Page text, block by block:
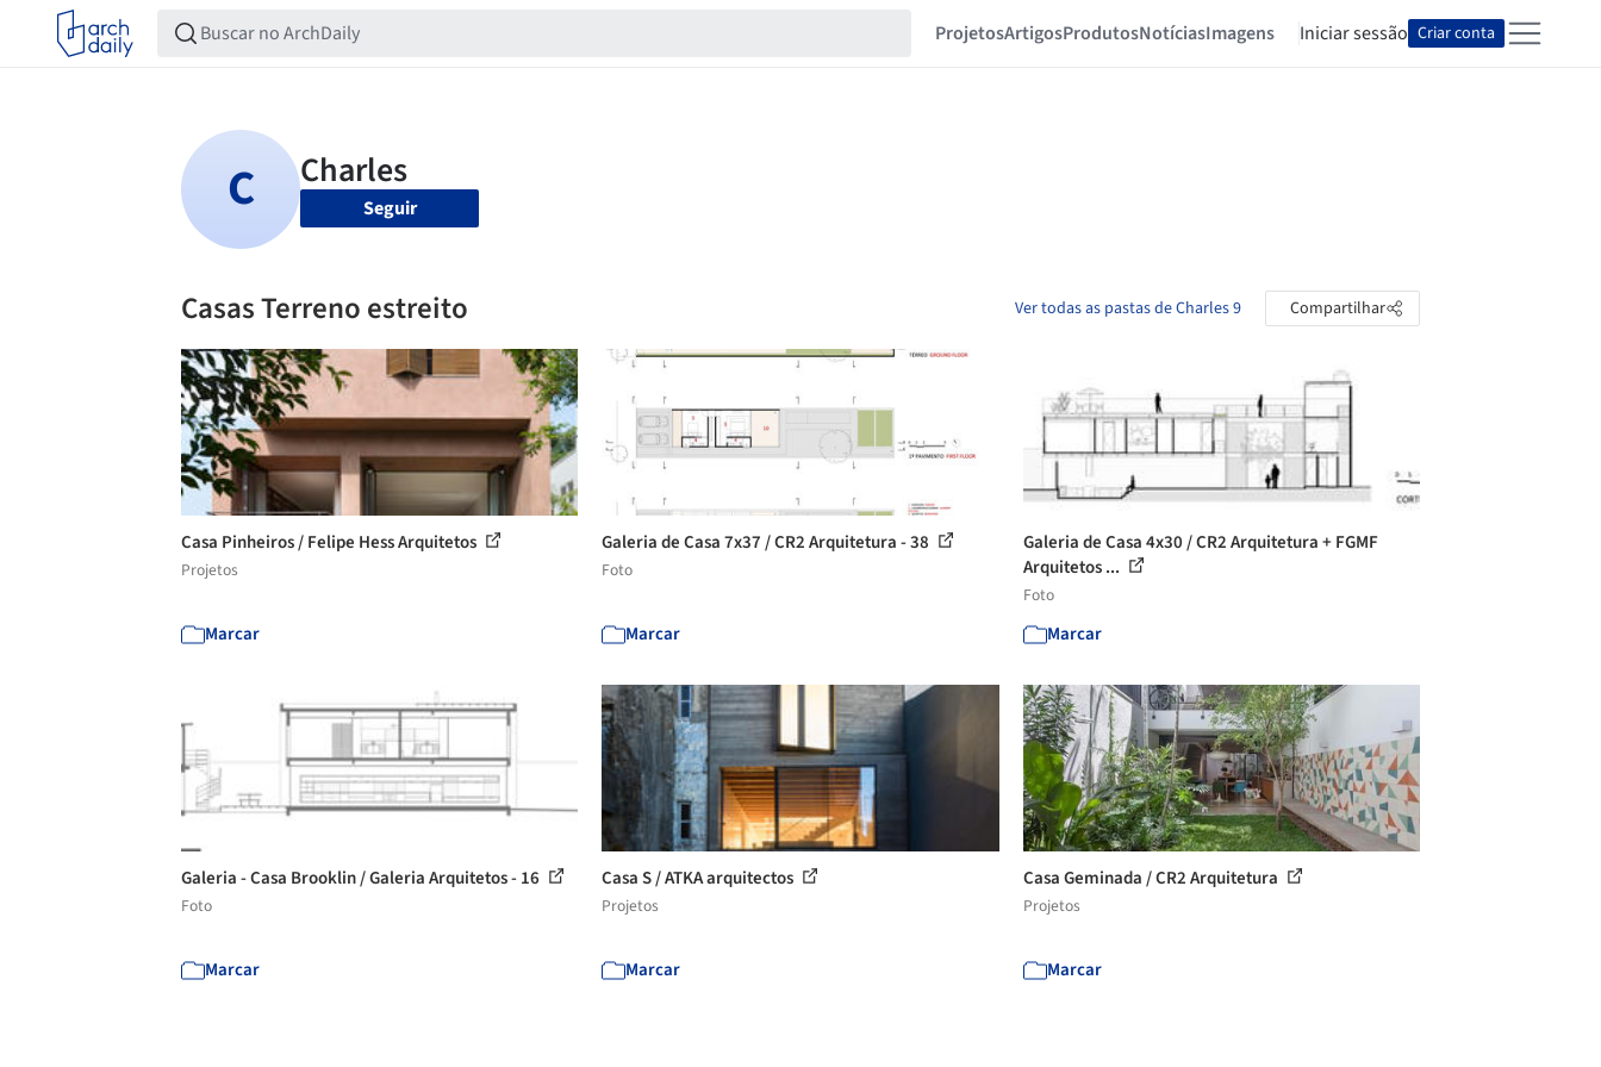
ProjetosArtigosProdutosNotíciasImagens Iniciar sessão Criar conta
Seguir
Casas Terreno estreito Ver todas as pastas de Charles 9 Compartilhar
Casa Pinheiros / Felipe Hess Arquitetos
Projetos
Marcar
Galeria de Casa 7x37 / CR2 Arquitetura - 38
Foto
Marcar
Galeria de Casa 4x30 / CR2 Arquitetura + FGMF
Arquitetos ...
Foto
Marcar
Galeria - Casa Brooklin / Galeria Arquitetos - 16
Foto
Marcar
Casa S / ATKA arquitectos
Projetos
Marcar
Casa Geminada / CR2 Arquitetura
Projetos
Marcar